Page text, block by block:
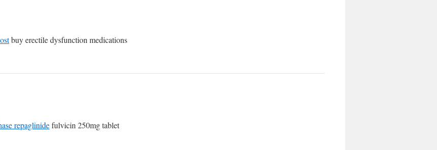
buy erectile dysfunction medications
repaglinidefulvicin 250mg tablet